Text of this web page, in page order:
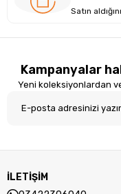
Satın
Kampanyalar
Yeni koleksiyonlardan
İLETİŞİM